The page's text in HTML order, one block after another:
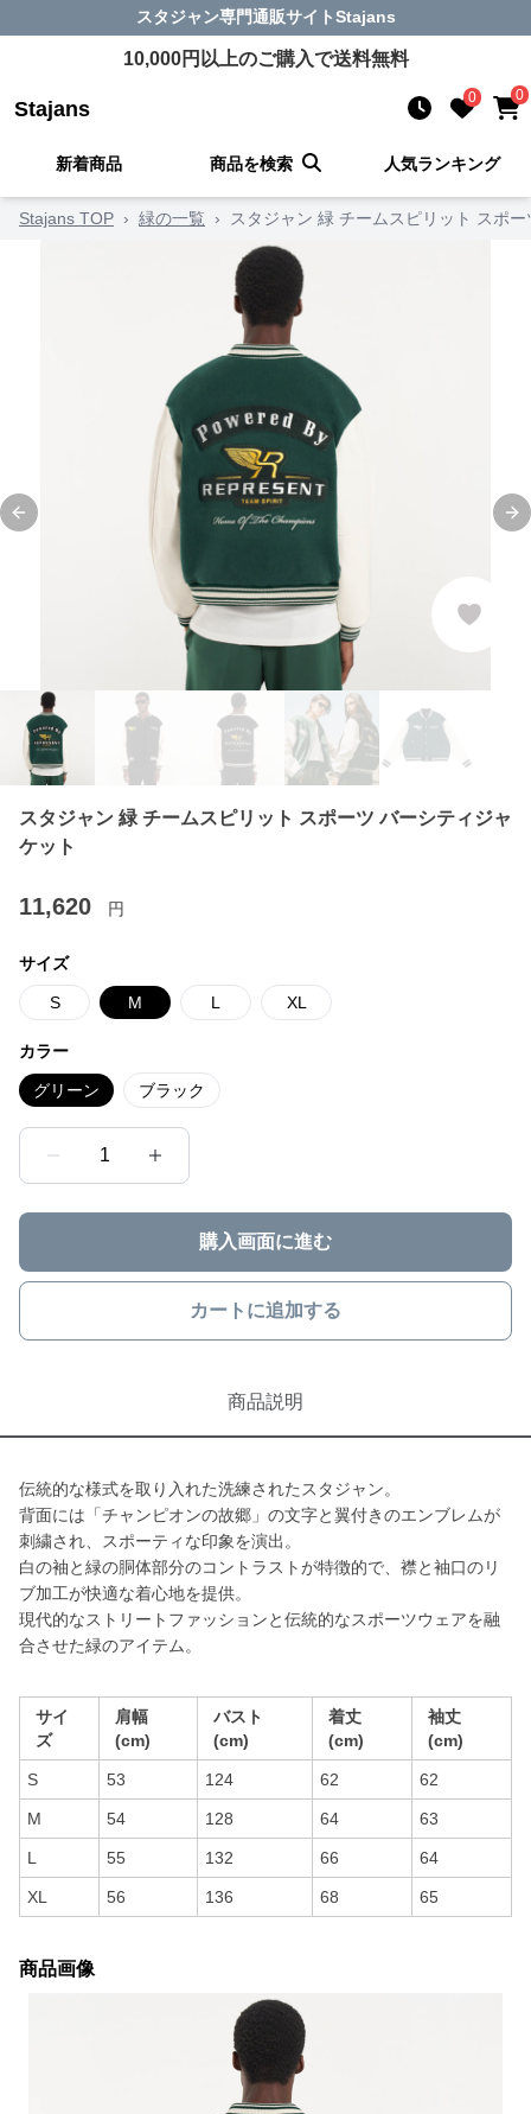
スタジャン専門通販サイトStajans
10,000円以上のご購入で送料無料
Stajans 0 0
新着商品 商品を検索 人気ランキング
Stajans TOP › 緑の一覧 › スタジャン 緑 チームスピリット スポ
Previous slide
スタジャン 緑 チームスピリット スポーツ バーシティジャ
ケット
11,620 円
サイズ
S M L XL
カラー
グリーン ブラック
1
購入画面に進む
カートに追加する
商品説明
伝統的な様式を取り入れた洗練されたスタジャン。
背面には「チャンピオンの故郷」の文字と翼付きのエンブレムが
刺繍され、スポーティな印象を演出。
白の袖と緑の胴体部分のコントラストが特徴的で、襟と袖口のリ
ブ加工が快適な着心地を提供。
現代的なストリートファッションと伝統的なスポーツウェアを融
合させた緑のアイテム。
サイ
ズ
肩幅
(cm)
バスト
(cm)
着丈
(cm)
袖丈
(cm)
S 53 124 62 62
M 54 128 64 63
L 55 132 66 64
XL 56 136 68 65
商品画像